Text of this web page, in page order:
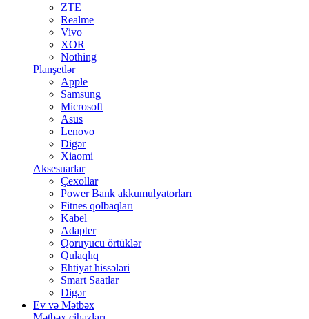
ZTE
Realme
Vivo
XOR
Nothing
Planşetlər
Apple
Samsung
Microsoft
Asus
Lenovo
Digər
Xiaomi
Aksesuarlar
Çexollar
Power Bank akkumulyatorları
Fitnes qolbaqları
Kabel
Adapter
Qoruyucu örtüklər
Qulaqlıq
Ehtiyat hissələri
Smart Saatlar
Digər
Ev və Mətbəx